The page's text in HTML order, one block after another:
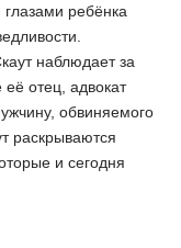
ребёнка
наблюдает за
отец, адвокат
обвиняемого
раскрываются
и сегодня